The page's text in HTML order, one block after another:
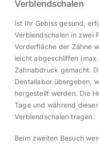
Verblendschalen
Ist Ihr Gebiss gesund,
Verblendschalen in zwei
Vorderfläche der Zähne
leicht abgeschliffen
Zahnabdruck gemacht.
Dentallabor übergeben,
hergestellt werden. Die
Tage und während
Verblendschalen tragen.
Beim zweiten Besuch